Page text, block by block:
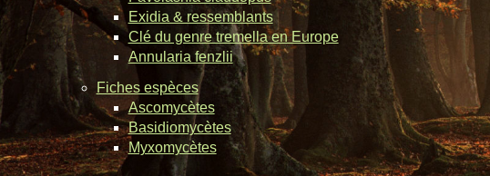
Exidia & ressemblants
Clé du genre tremella en Europe
Annularia fenzlii
Fiches espèces
Ascomycètes
Basidiomycètes
Myxomycètes